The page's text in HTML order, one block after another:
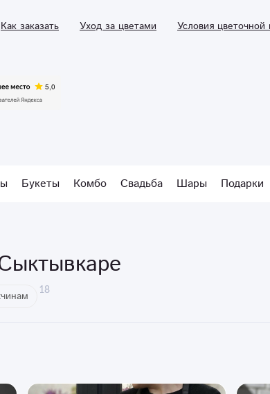
Как заказать Уход за цветами Условия цветочной
Букеты Комбо Свадьба Шары Подарки
18